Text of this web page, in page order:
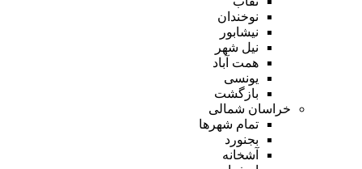
نوخندان
نیشابور
نیل شهر
همت آباد
یونسی
بازگشت
خراسان شمالی
تمام شهر‌ها
بجنورد
آشخانه